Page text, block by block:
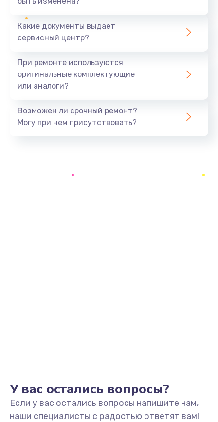
Замена батареи (аккумулятора)
Заказать
Замена, восстановление кнопок
Заказать
Заказать
Пайка конденсаторов
Какие документы выдает
сервисный центр?
При ремонте используются
оригинальные комплектующие
или аналоги?
Возможен ли срочный ремонт?
Могу при нем присутствовать?
У вас остались вопросы?
Если у вас остались вопросы напишите нам,
наши специалисты с радостью ответят вам!